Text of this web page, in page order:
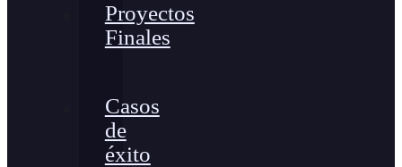
Proyectos
Finales
Casos
de
éxito